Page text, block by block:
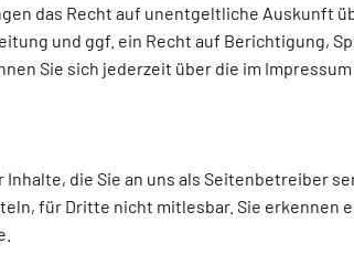
das Recht auf unentgeltliche Auskunft
und ggf. ein Recht auf Berichtigung,
Sie sich jederzeit über die im
die Sie an uns als Seitenbetreiber
für Dritte nicht mitlesbar. Sie erkennen